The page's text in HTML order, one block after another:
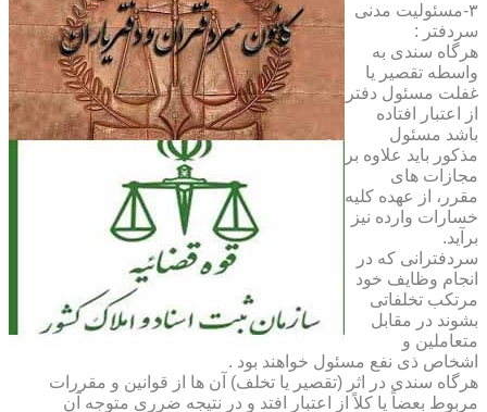
۳-مسئولیت مدنی
سردفتر :
هرگاه سندی به
واسطه تقصیر یا
غفلت مسئول دفتر
از اعتبار افتاده
باشد مسئول
مذکور باید علاوه بر
مجازات های
مقرر، از عهده کلیه
خسارات وارده نیز
برآید.
سردفترانی که در
انجام وظایف خود
مرتکب تخلفاتی
بشوند در مقابل
متعاملین و
اشخاص ذی نفع مسئول خواهند بود .
هرگاه سندی در اثر (تقصیر یا تخلف) آن ها از قوانین و مقررات
مربوط بعضاً یا کلاً از اعتبار افتد و در نتیجه ضرری متوجه آن